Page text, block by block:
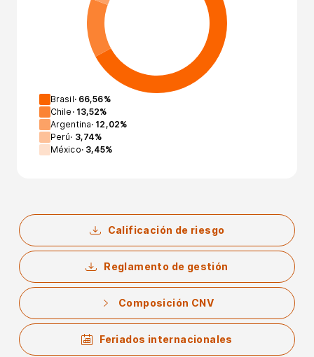
Brasil· 66,56%
Chile · 13,52%
Argentina· 12,02%
Perú· 3,74%
México· 3,45%
Calificación de riesgo
Reglamento de gestión
Composición CNV
Feriados internacionales